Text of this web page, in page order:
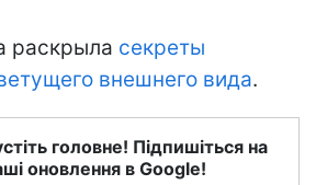
раскрыла секреты
внешнего вида.
головне! Підпишіться на
оновлення в Google!